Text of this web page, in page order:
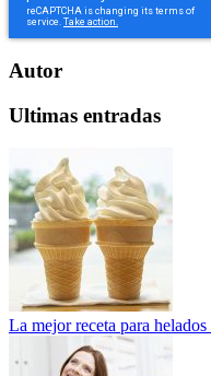
Autor
Ultimas entradas
La mejor receta para